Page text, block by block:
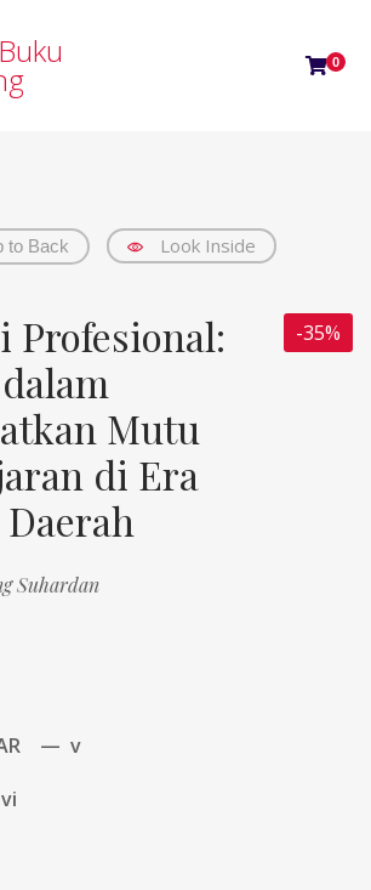
0
to Back Look Inside
-35%
Profesional:
Mutu
di Era
Suhardan
— v